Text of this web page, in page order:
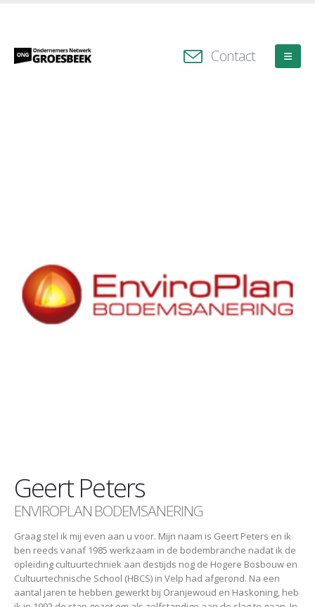
Contact
Geert Peters
ENVIROPLAN BODEMSANERING
Graag stel ik mij even aan u voor. Mijn naam is Geert Peters en ik
ben reeds vanaf 1985 werkzaam in de bodembranche nadat ik de
opleiding cultuurtechniek aan destijds nog de Hogere Bosbouw en
Cultuurtechnische School (HBCS) in Velp had afgerond. Na een
aantal jaren te hebben gewerkt bij Oranjewoud en Haskoning, heb